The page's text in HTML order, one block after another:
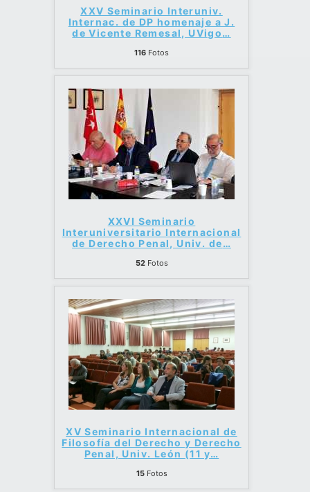
XXV Seminario Interuniv.
Internac. de DP homenaje a J.
de Vicente Remesal, UVigo…
116 Fotos
XXVI Seminario
Interuniversitario Internacional
de Derecho Penal, Univ. de…
52Fotos
XV Seminario Internacional de
Filosofía del Derecho y Derecho
Penal, Univ. León (11 y…
15Fotos